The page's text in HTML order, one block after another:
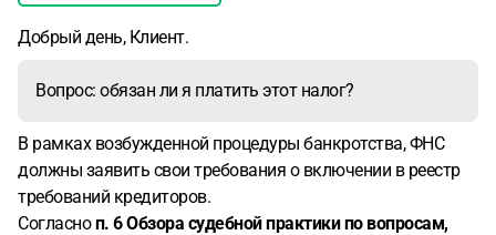
Добрый день, Клиент.
Вопрос: обязан ли я платить этот налог?
В рамках возбужденной процедуры банкротства, ФНС
должны заявить свои требования о включении в реестр
требований кредиторов.
Согласноп. 6 Обзора судебной практики по вопросам,